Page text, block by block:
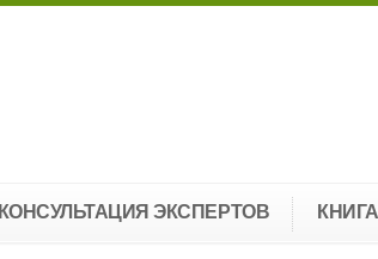
КОНСУЛЬТАЦИЯ ЭКСПЕРТОВ КНИГА